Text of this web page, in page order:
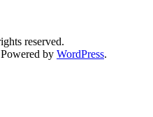
reserved.
by WordPress.